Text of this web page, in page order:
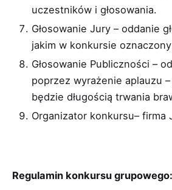
uczestników i głosowania.
Głosowanie Jury – oddanie
jakim w konkursie
Głosowanie Publiczności –
poprzez wyrażenie aplauzu
będzie długością trwania
Organizator konkursu– firma
Regulamin konkursu grupowego: